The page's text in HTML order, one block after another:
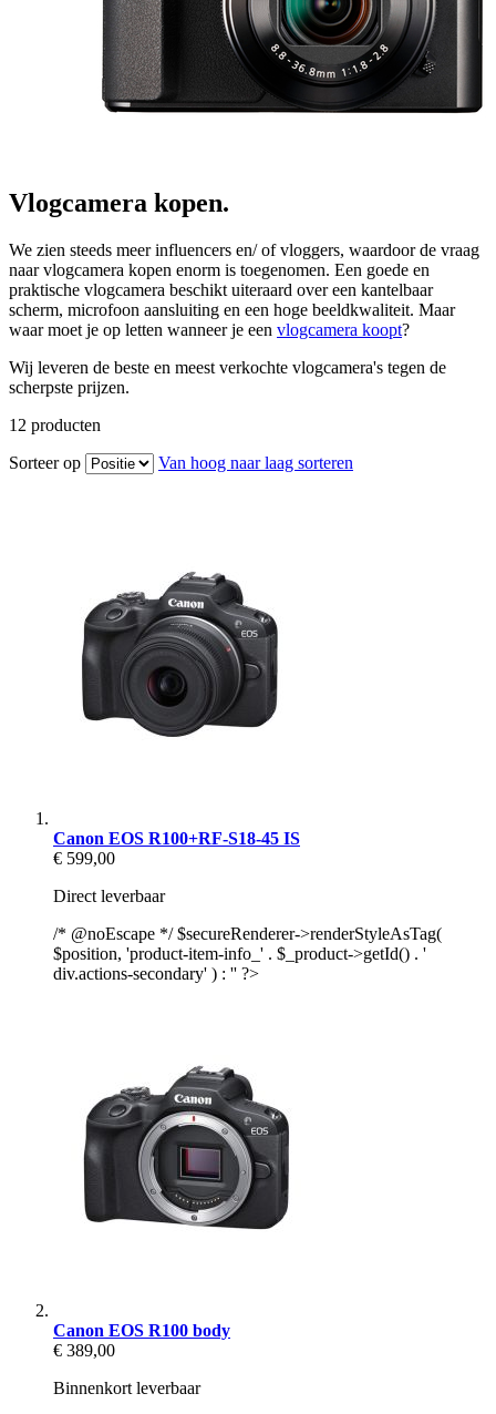
Vlogcamera kopen.
We zien steeds meer influencers en/ of vloggers, waardoor de vraag
naar vlogcamera kopen enorm is toegenomen. Een goede en
praktische vlogcamera beschikt uiteraard over een kantelbaar
scherm, microfoon aansluiting en een hoge beeldkwaliteit. Maar
waar moet je op letten wanneer je een vlogcamera koopt?
Wij leveren de beste en meest verkochte vlogcamera's tegen de
scherpste prijzen.
12 producten
Sorteer op
Van hoog naar laag sorteren
Canon EOS R100+RF-S18-45 IS
€ 599,00
Direct leverbaar
/* @noEscape */ $secureRenderer->renderStyleAsTag(
$position, 'product-item-info_' . $_product->getId() . '
div.actions-secondary' ) : '' ?>
Canon EOS R100 body
€ 389,00
Binnenkort leverbaar